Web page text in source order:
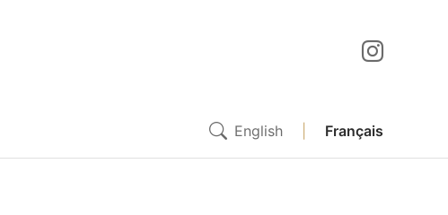
English Français